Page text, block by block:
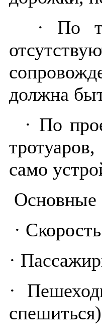
· По
должна
· По
само
Основные
·
·
·